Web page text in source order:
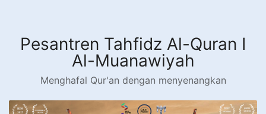
kontenPesantren Tahfidz Al-Quran I
Al-Muanawiyah
Menghafal Qur'an dengan menyenangkan